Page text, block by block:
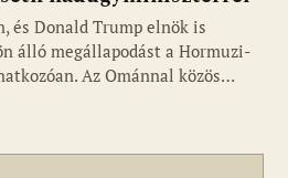
és Donald Trump elnök is
álló megállapodást a Hormuzi-
Az Ománnal közös…